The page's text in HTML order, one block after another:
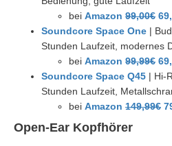
bei Amazon 99,00€
Soundcore Space One |
Stunden Laufzeit, modernes
bei Amazon 99,99€
Soundcore Space Q45 | Hi-
Stunden Laufzeit,
bei Amazon 149,99€
Open-Ear Kopfhörer